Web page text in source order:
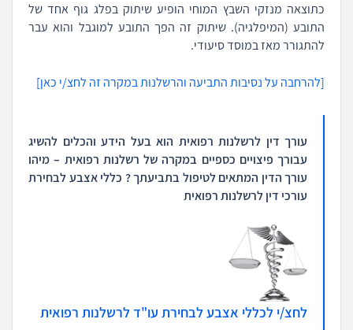
כתוצאה מנזקי השבץ המוחי הופיע שיתוק בפלג גוף אחד של
התובע (המיפלגיה). שיתוק זה הפך התובע למוגבל והוא עבר
להתגורר מאז במוסד סיעודי.
[להרחבה על נסיבות התביעה והרשלנות במקרה זה לחצ/י כאן]
עורך דין לרשלנות רפואית הוא בעל הידע והכלים להשיג
עבורך פיצויים כספיים במקרה של רשלנות רפואית – מיהו
עורך הדין המתאים לטיפול בתביעתך ? כללי אצבע לבחירת
עורכי דין לרשלנות רפואית
לחצ/י לכללי אצבע לבחירת עו"ד לרשלנות רפואית